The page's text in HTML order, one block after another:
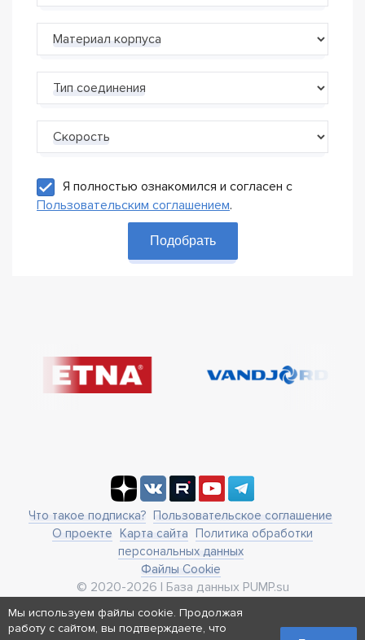
Материал корпуса
Тип соединения
Скорость
Я полностью ознакомился и согласен с
Пользовательским соглашением.
Подобрать
Что такое подписка? Пользовательское соглашение
О проекте Карта сайта Политика обработки
персональных данных
Файлы Cookie
© 2020-2026 | База данных PUMP.su
г. Москва, ул. Ленинская Слобода 19
Мы используем файлы cookie. Продолжая
работу с сайтом, вы подтверждаете, что